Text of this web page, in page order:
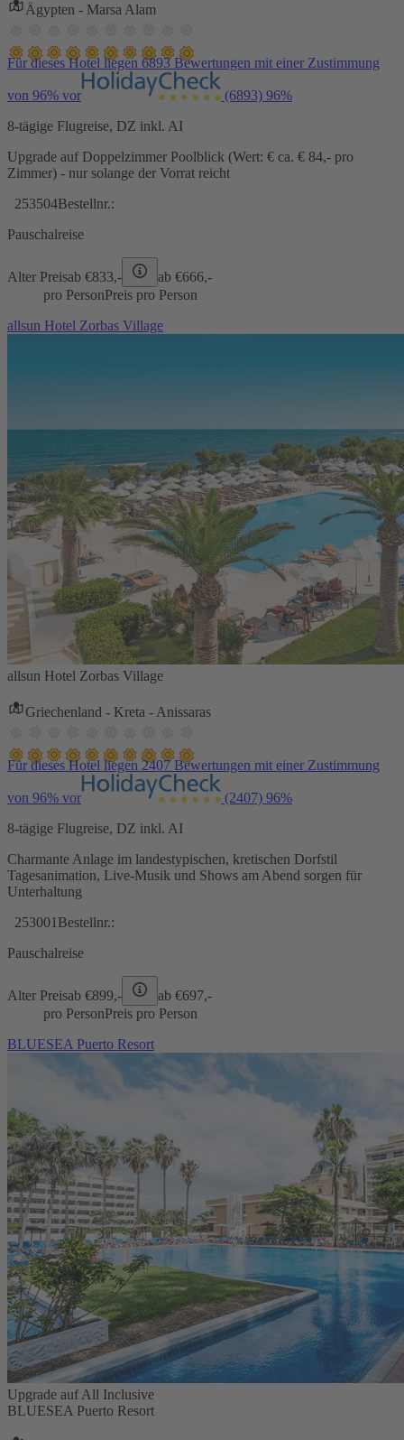
Ägypten - Marsa Alam
Für dieses Hotel liegen 6893 Bewertungen mit einer Zustimmung
von 96% vor (6893) 96%
8-tägige Flugreise, DZ inkl. AI
Upgrade auf Doppelzimmer Poolblick (Wert: € ca. € 84,- pro
Zimmer) - nur solange der Vorrat reicht
253504Bestellnr.:
Pauschalreise
Alter Preisab €833,- ab €666,-
pro PersonPreis pro Person
allsun Hotel Zorbas Village
allsun Hotel Zorbas Village
Griechenland - Kreta - Anissaras
Für dieses Hotel liegen 2407 Bewertungen mit einer Zustimmung
von 96% vor (2407) 96%
8-tägige Flugreise, DZ inkl. AI
Charmante Anlage im landestypischen, kretischen Dorfstil
Tagesanimation, Live-Musik und Shows am Abend sorgen für
Unterhaltung
253001 Bestellnr.:
Pauschalreise
Alter Preisab €899,- ab €697,-
pro PersonPreis pro Person
BLUESEA Puerto Resort
Upgrade auf All Inclusive
BLUESEA Puerto Resort